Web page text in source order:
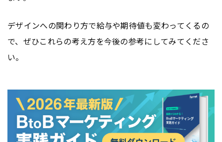
デザインへの関わり方で給与や期待値も変わってくるの
で、ぜひこれらの考え方を今後の参考にしてみてくださ
い。